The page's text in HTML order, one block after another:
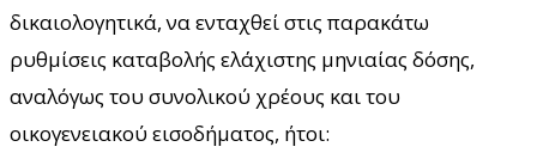
δικαιολογητικά, να ενταχθεί στις παρακάτω
ρυθμίσεις καταβολής ελάχιστης μηνιαίας δόσης,
αναλόγως του συνολικού χρέους και του
οικογενειακού εισοδήματος, ήτοι: